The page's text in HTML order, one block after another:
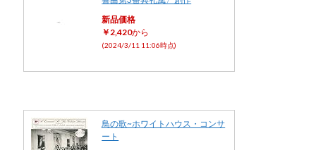
新品価格
￥2,420から
(2024/3/11 11:06時点)
鳥の歌~ホワイトハウス・コンサ
ート